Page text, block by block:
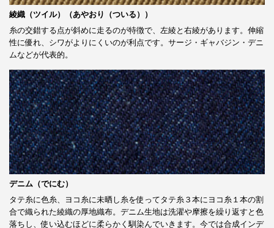
綾織（ツイル）（あやおり（ついる））
糸の交錯する点が斜めに走るのが特徴で、左綾と右綾があります。伸縮
性に優れ、シワがよりにくいのが利点です。サージ・ギャバジン・デニ
ムなどが代表的。
デニム（でにむ）
タテ糸に色糸、ヨコ糸に未晒し糸を使ってタテ糸３本にヨコ糸１本の割
合で織られた綾織の厚地織布。デニム生地は洗濯や摩擦を繰り返すと色
落ちし、使い込むほどに柔らかく馴染んでいきます。今では合成インデ